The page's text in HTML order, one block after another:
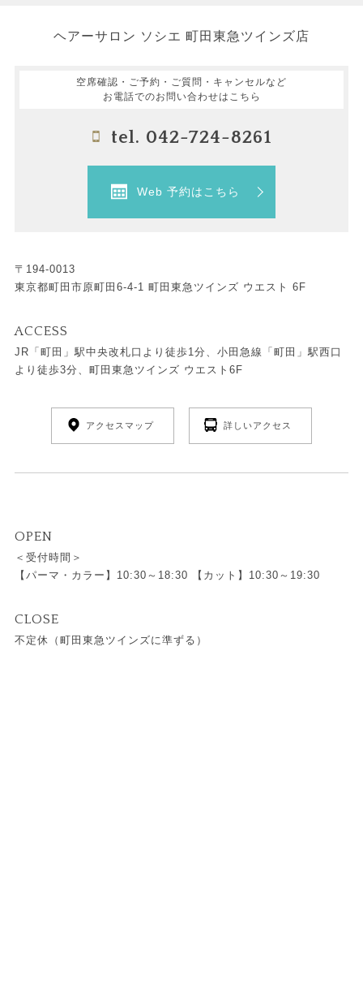
ヘアーサロン ソシエ 町田東急ツインズ店
空席確認・ご予約・ご質問・キャンセルなど
お電話でのお問い合わせはこちら
tel. 042-724-8261
Web 予約はこちら
〒194-0013
東京都町田市原町田6-4-1 町田東急ツインズ ウエスト 6F
ACCESS
JR「町田」駅中央改札口より徒歩1分、小田急線「町田」駅西口
より徒歩3分、町田東急ツインズ ウエスト6F
アクセスマップ 詳しいアクセス
OPEN
＜受付時間＞
【パーマ・カラー】10:30～18:30 【カット】10:30～19:30
CLOSE
不定休（町田東急ツインズに準ずる）